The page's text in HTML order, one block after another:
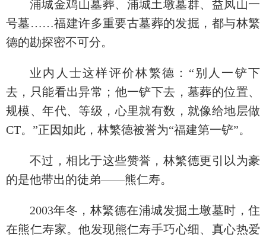
浦城金鸡山墓葬、浦城土墩墓群、益凤山一
号墓……福建许多重要古墓葬的发掘，都与林繁
德的勘探密不可分。
业内人士这样评价林繁德：“别人一铲下
去，只能看出异常；他一铲下去，墓葬的位置、
规模、年代、等级，心里就有数，就像给地层做
CT。”正因如此，林繁德被誉为“福建第一铲”。
不过，相比于这些赞誉，林繁德更引以为豪
的是他带出的徒弟——熊仁寿。
2003年冬，林繁德在浦城发掘土墩墓时，住
在熊仁寿家。他发现熊仁寿手巧心细、真心热爱